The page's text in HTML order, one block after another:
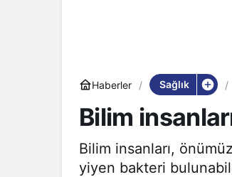
Haberler Sağlık
Bilim
Bilim insanları,
yiyen bakteri